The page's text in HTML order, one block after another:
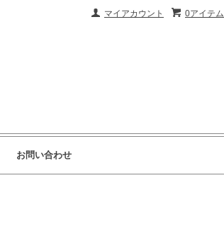
0アイテム
マイアカウント
お問い合わせ